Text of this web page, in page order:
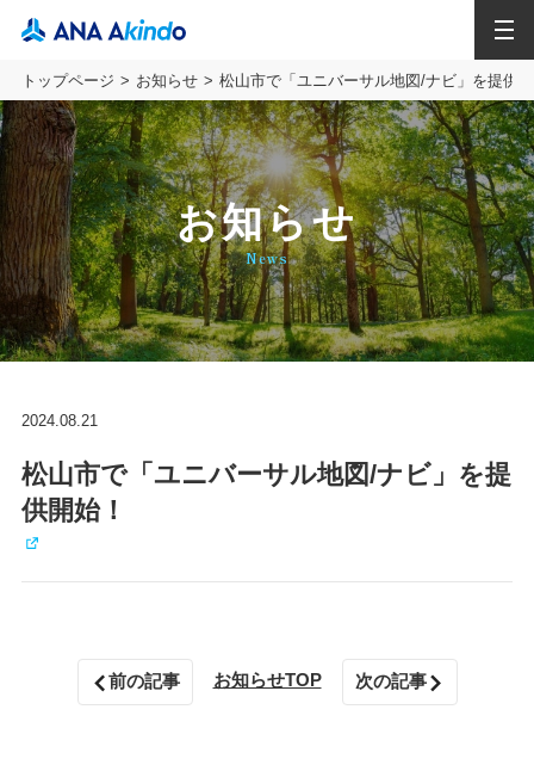
トップページ お知らせ 松山市で「ユニバーサル地図/ナビ」を提供
お知らせ
News
2024.08.21
松山市で「ユニバーサル地図/ナビ」を提
供開始！
前の記事 お知らせTOP 次の記事